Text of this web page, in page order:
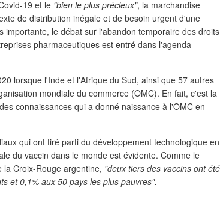
19 et le "bien le plus précieux", la marchandise
de distribution inégale et de besoin urgent d'une
importante, le débat sur l'abandon temporaire des droits
pharmaceutiques est entré dans l'agenda
lorsque l'Inde et l'Afrique du Sud, ainsi que 57 autres
mondiale du commerce (OMC). En fait, c'est la
connaissances qui a donné naissance à l'OMC en
qui ont tiré parti du développement technologique en
du vaccin dans le monde est évidente. Comme le
Croix-Rouge argentine, "deux tiers des vaccins ont été
et 0,1% aux 50 pays les plus pauvres".